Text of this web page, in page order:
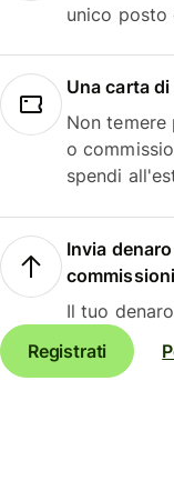
unico posto
Una carta
Non temere
o
spendi
Invia
commissioni
Il tuo
Registrati